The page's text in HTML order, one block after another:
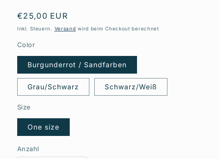
Normaler
Preis
€25,00 EUR
Inkl. Steuern. Versand wird beim Checkout berechnet
Color
Burgunderrot / Sandfarben
Grau/Schwarz Schwarz/Weiß
Size
One size
Anzahl
Anzahl